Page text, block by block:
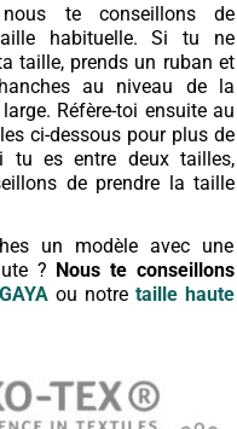
te conseillons de
habituelle. Si tu ne
taille, prends un ruban et
au niveau de la
Réfère-toi ensuite au
ci-dessous pour plus de
tu es entre deux tailles,
de prendre la taille
un modèle avec une
? Nous te conseillons
GAYA ou notre taille haute